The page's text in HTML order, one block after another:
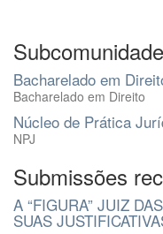
Bacharelado em
Bacharelado em Direito
Núcleo de Prática
NPJ
Submissões
A “FIGURA” JUIZ
SUAS